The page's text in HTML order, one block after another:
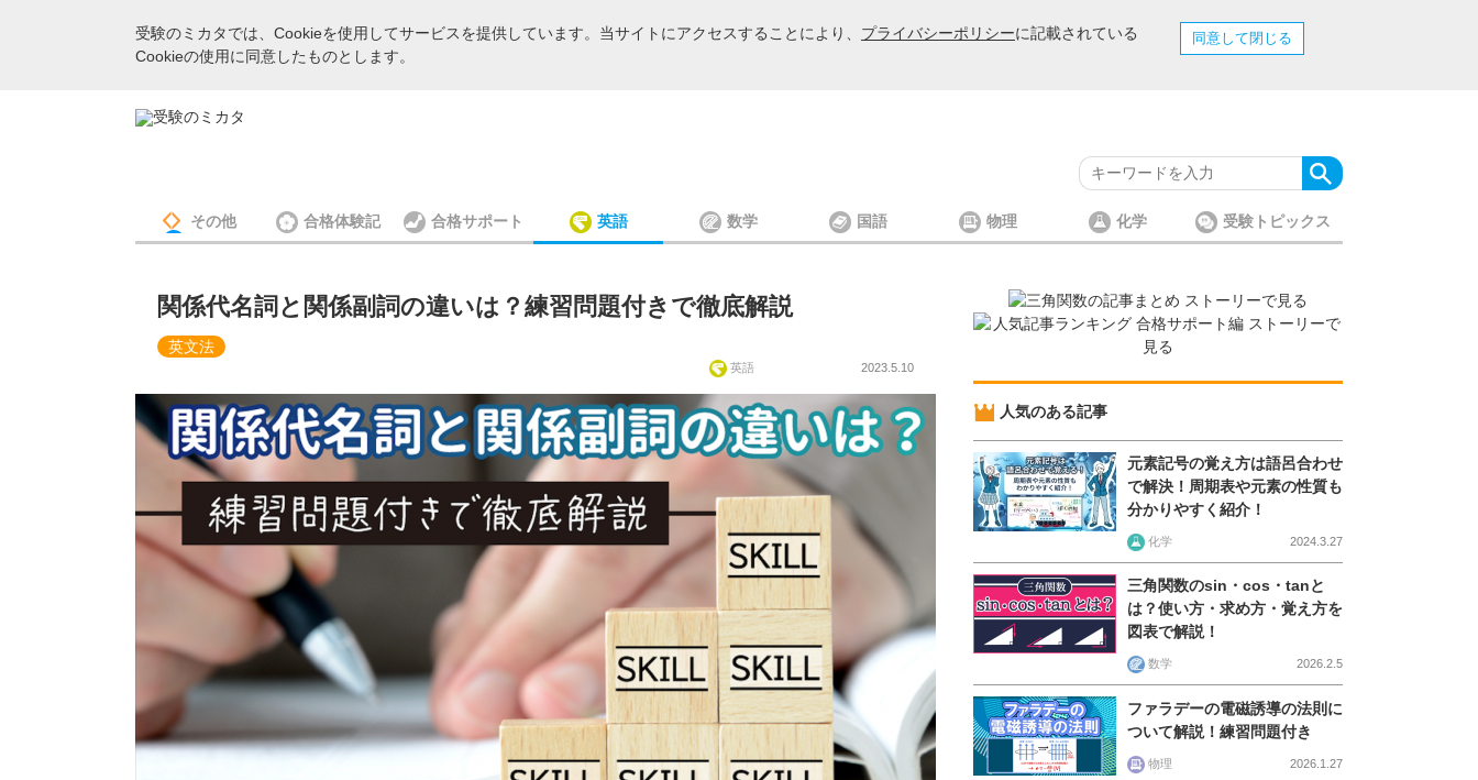
受験のミカタでは、Cookieを使用してサービスを提供しています。当サイトにアクセスすることにより、 プライバシーポリシーに記載されている
Cookieの使用に同意したものとします。
同意して閉じる
その他 合格体験記 合格サポート 英語 数学 国語 物理 化学 受験トピックス
関係代名詞と関係副詞の違いは？練習問題付きで徹底解説
英文法
英語 2023.5.10
人気のある記事
元素記号の覚え方は語呂合わせ
で解決！周期表や元素の性質も
分かりやすく紹介！
化学 2024.3.27
三角関数のsin・cos・tanと
は？使い方・求め方・覚え方を
図表で解説！
数学 2026.2.5
ファラデーの電磁誘導の法則に
ついて解説！練習問題付き
物理 2026.1.27